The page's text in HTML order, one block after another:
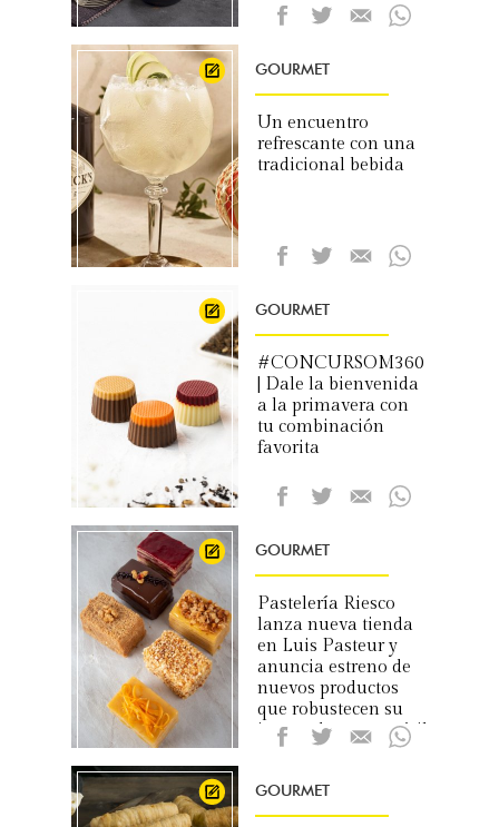
GOURMET
Un encuentro
refrescante con una
tradicional bebida
GOURMET
#CONCURSOM360
| Dale la bienvenida
a la primavera con
tu combinación
favorita
GOURMET
Pastelería Riesco
lanza nueva tienda
en Luis Pasteur y
anuncia estreno de
nuevos productos
que robustecen su
innovadora y versátil
oferta
GOURMET